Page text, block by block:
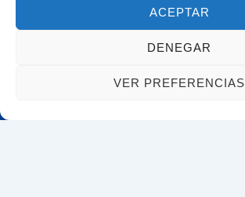
ACEPTAR
DENEGAR
VER PREFERENCIAS
Acceso rápido
Trámites de extranjería y nacionalidad